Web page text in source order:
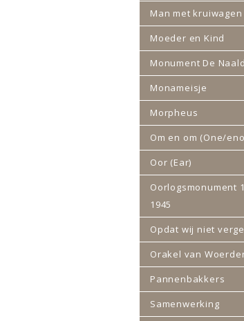
Man met kruiwagen
Moeder en Kind
Monument De Naald
Monameisje
Morpheus
Om en om (One/
Oor (Ear)
Oorlogsmonument
1945
Opdat wij niet
Orakel van
Pannenbakkers
Samenwerking